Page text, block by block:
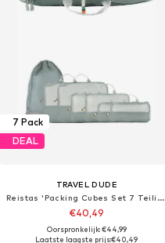
7 Pack
DEAL
TRAVEL DUDE
Reistas 'Packing Cubes Set 7 Teilig mit Kompression, Packwürfel, Packtaschen Set für Rucksack & Koffer'
€40,49
Oorspronkelijk: €44,99
Laatste laagste prijs:€40,49